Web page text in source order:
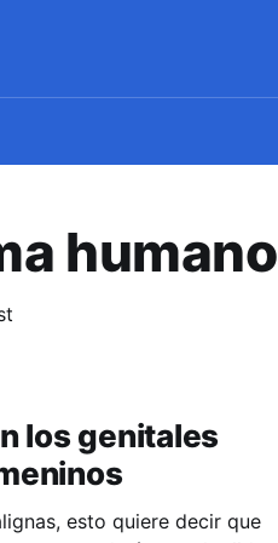
humano
los genitales
esto quiere decir que